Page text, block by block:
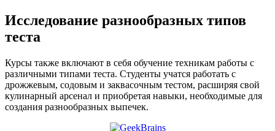
Исследование разнообразных типов
теста
Курсы также включают в себя обучение техникам работы с
различными типами теста. Студенты учатся работать с
дрожжевым, содовым и заквасочным тестом, расширяя свой
кулинарный арсенал и приобретая навыки, необходимые для
создания разнообразных выпечек.